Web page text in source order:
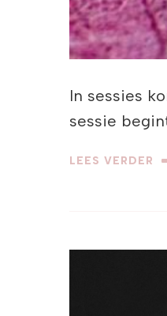
In sessies
sessie
LEES VERDER